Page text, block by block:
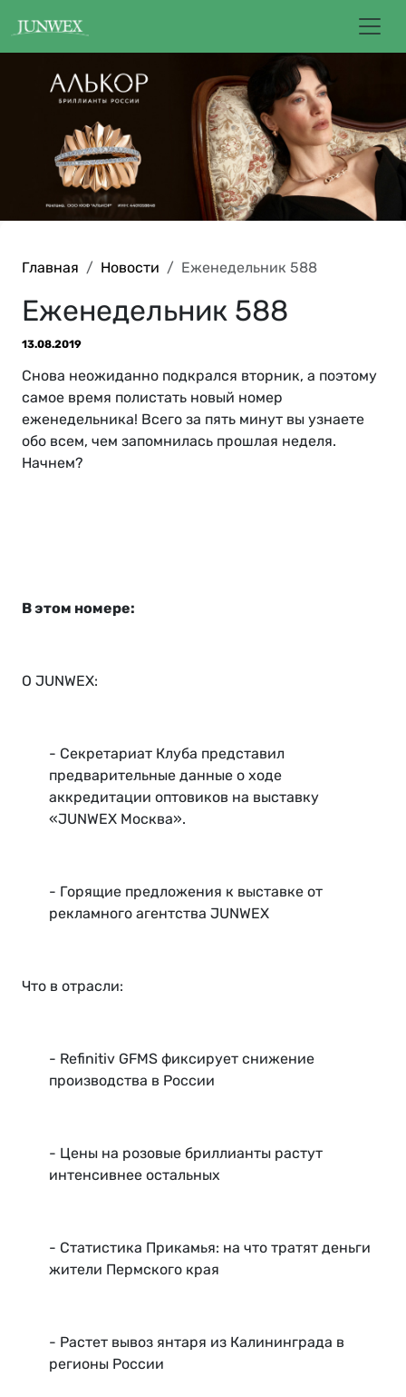
Главная Новости Еженедельник 588
Еженедельник 588
13.08.2019
Снова неожиданно подкрался вторник, а поэтому
самое время полистать новый номер
еженедельника! Всего за пять минут вы узнаете
обо всем, чем запомнилась прошлая неделя.
Начнем?
В этом номере:
О JUNWEX:
- Секретариат Клуба представил
предварительные данные о ходе
аккредитации оптовиков на выставку
«JUNWEX Москва».
- Горящие предложения к выставке от
рекламного агентства JUNWEX
Что в отрасли:
- Refinitiv GFMS фиксирует снижение
производства в России
- Цены на розовые бриллианты растут
интенсивнее остальных
- Статистика Прикамья: на что тратят деньги
жители Пермского края
- Растет вывоз янтаря из Калининграда в
регионы России